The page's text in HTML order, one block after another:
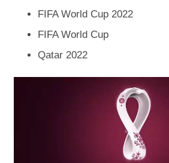
FIFA World Cup 2022
FIFA World Cup
Qatar 2022